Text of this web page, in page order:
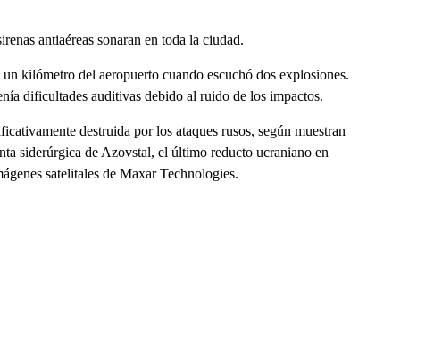
antiaéreas sonaran en toda la ciudad.
kilómetro del aeropuerto cuando escuchó dos explosiones.
dificultades auditivas debido al ruido de los impactos.
destruida por los ataques rusos, según muestran
siderúrgica de Azovstal, el último reducto ucraniano en
satelitales de Maxar Technologies.